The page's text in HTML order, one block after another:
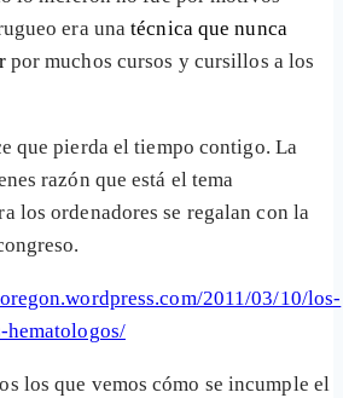
era unatécnica que nunca
por muchos cursos y cursillos a los
que pierda el tiempo contigo. La
razón que está el tema
los ordenadores se regalan con la
2011/03/10/los-
hematologos/
los que vemos cómo se incumple el